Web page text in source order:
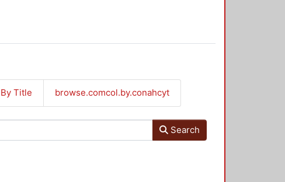
By Title browse.comcol.by.conahcyt
Search